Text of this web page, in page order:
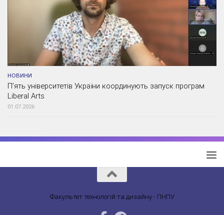
НОВИНИ
П’ять університетів України координують запуск програм
Liberal Arts
01.07.2026
Факультет технологій та дизайну - ПНПУ